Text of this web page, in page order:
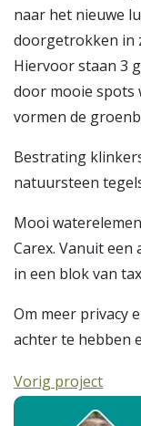
naar het nieuwe
doorgetrokken in
Hiervoor staan 3
door mooie spots
vormen de
Bestrating
natuursteen
Mooi
Carex. Vanuit
in een blok van
Om meer privacy
achter te hebben
Vorig project